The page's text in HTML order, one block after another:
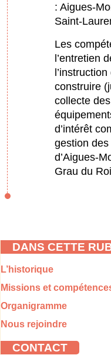
: Aigues-
Saint-
Les
l’entretien
construire
collecte
d’intérêt
gestion
d’Aigues-
Grau du
DANS CETTE
L’historique
Missions et
Organigramme
Nous rejoindre
CONTACT